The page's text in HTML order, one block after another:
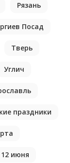
Рязань
Посад
Тверь
Углич
праздники
июня